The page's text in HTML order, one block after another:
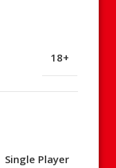
18+
Single Player